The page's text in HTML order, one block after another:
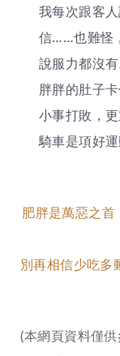
我每次跟客
信……也難怪
說服力都沒
胖胖的肚子
小事打敗，
騎車是項好運
肥胖是萬惡之
別再相信少吃多
(本網頁資料僅